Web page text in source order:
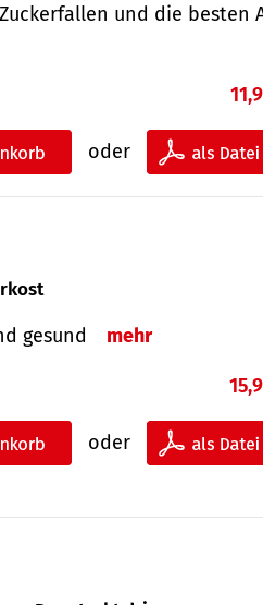
und die besten
oder
gesund mehr
oder